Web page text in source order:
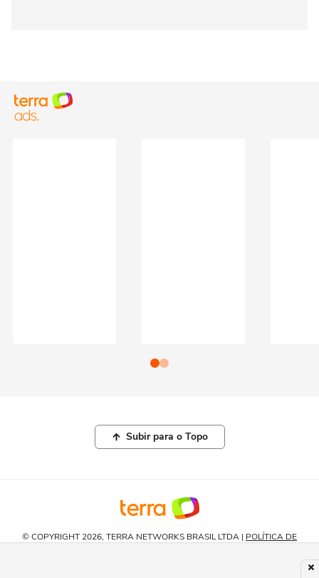
Subir para o Topo
© COPYRIGHT 2026, TERRA NETWORKS BRASIL LTDA | POLÍTICA DE